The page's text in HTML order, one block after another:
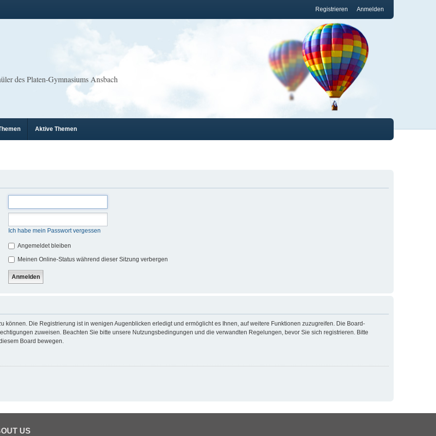
Anmelden
Registrieren
des Platen-Gymnasiums Ansbach
Aktive Themen
Ich habe mein Passwort vergessen
Angemeldet bleiben
Meinen Online-Status während dieser Sitzung verbergen
können. Die Registrierung ist in wenigen Augenblicken erledigt und ermöglicht es Ihnen, auf weitere Funktionen zuzugreifen. Die Board-
zuweisen. Beachten Sie bitte unsere Nutzungsbedingungen und die verwandten Regelungen, bevor Sie sich registrieren. Bitte
Board bewegen.
US